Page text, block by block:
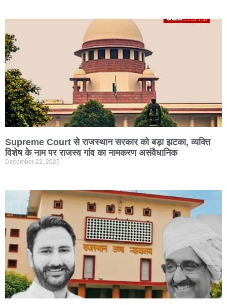
Supreme Court से राजस्थान सरकार को बड़ा झटका, व्यक्ति
विशेष के नाम पर राजस्व गांव का नामकरण असंवैधानिक
December 22, 2025